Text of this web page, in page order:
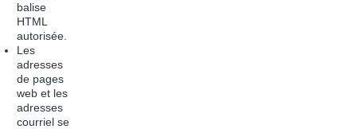
balise
HTML
autorisée.
Les
adresses
de pages
web et les
adresses
courriel se